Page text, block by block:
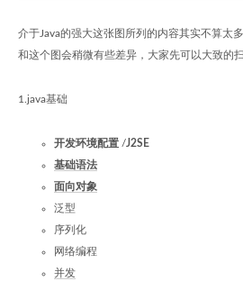
介于Java的强大这张图所列的内容其实不算太
和这个图会稍微有些差异，大家先可以大致的扫
1.java基础
开发环境配置 /J2SE
基础语法
面向对象
泛型
序列化
网络编程
并发